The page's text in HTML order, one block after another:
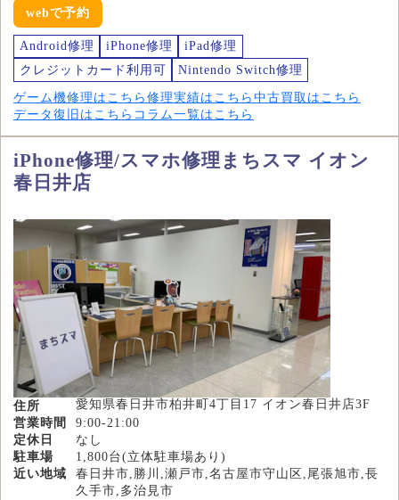
webで予約
Android修理 iPhone修理
iPad修理
クレジットカード利用可
Nintendo Switch修理
ゲーム機修理はこちら 修理実績はこちら 中古買取はこちら
データ復旧はこちら コラム一覧はこちら
iPhone修理/スマホ修理まちスマ イオン
春日井店
住所
愛知県春日井市柏井町4丁目17 イオン春日井店3F
営業時間
9:00-21:00
定休日
なし
駐車場
1,800台(立体駐車場あり)
近い地域
春日井市,勝川,瀬戸市,名古屋市守山区,尾張旭市,長
久手市,多治見市